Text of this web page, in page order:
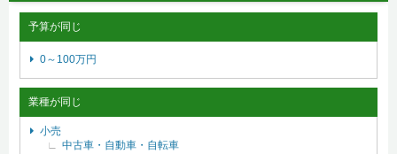
予算が同じ
0～100万円
業種が同じ
小売
中古車・自動車・自転車